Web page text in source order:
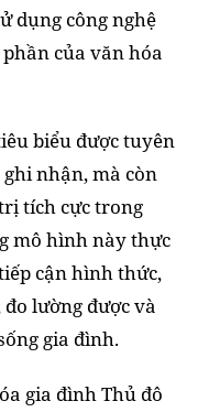
dụng công nghệ
của văn hóa
biểu được tuyên
nhận, mà còn
tích cực trong
mô hình này thực
cận hình thức,
lường được và
gia đình.
gia đình Thủ đô